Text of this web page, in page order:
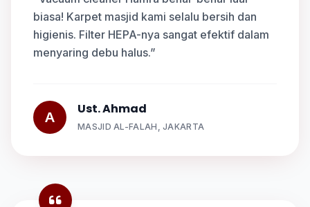
biasa! Karpet masjid kami selalu bersih dan
higienis. Filter HEPA-nya sangat efektif dalam
menyaring debu halus.”
A
Ust. Ahmad
MASJID AL-FALAH, JAKARTA